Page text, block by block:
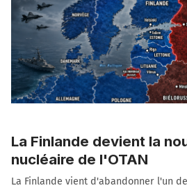
La Finlande devient la
nucléaire de l'OTAN
La Finlande vient d'abandonner l'un